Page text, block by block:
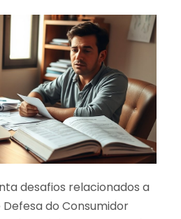
desafios relacionados a
do Consumidor